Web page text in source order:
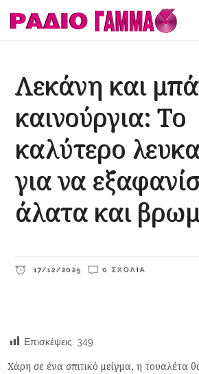
Λεκάνη και
καινούργια: Το
καλύτερο
για να
άλατα και
17/12/2025 0 ΣΧΌΛΙΑ
Επισκέψεις: 349
Χάρη σε ένα σπιτικό μείγμα, η τουαλέτα